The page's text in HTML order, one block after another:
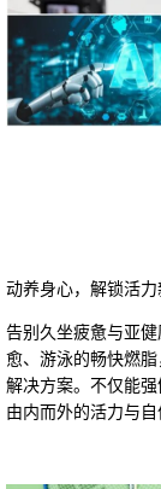
动养身心，解锁活
告别久坐疲惫与亚
愈、游泳的畅快燃
解决方案。不仅能
由内而外的活力与自